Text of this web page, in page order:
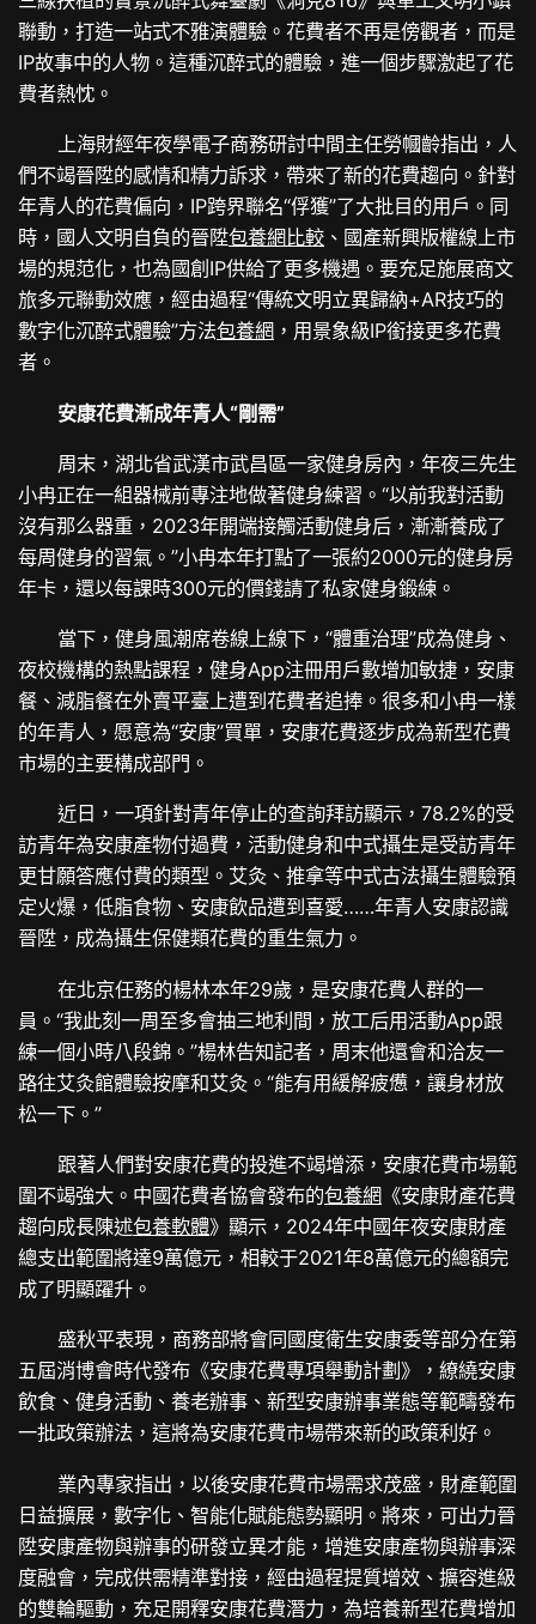
聯動，打造一站式不雅演體驗。花費者不再是傍觀者，而是
IP故事中的人物。這種沉醉式的體驗，進一個步驟激起了花
費者熱忱。
上海財經年夜學電子商務研討中間主任勞幗齡指出，人
們不竭晉陞的感情和精力訴求，帶來了新的花費趨向。針對
年青人的花費偏向，IP跨界聯名“俘獲”了大批目的用戶。同
時，國人文明自負的晉陞包養網比較 、國產新興版權線上市
場的規范化，也為國創IP供給了更多機遇。要充足施展商文
旅多元聯動效應，經由過程“傳統文明立異歸納+AR技巧的
數字化沉醉式體驗”方法包養網 ，用景象級IP銜接更多花費
者。
安康花費漸成年青人“剛需”
周末，湖北省武漢市武昌區一家健身房內，年夜三先生
小冉正在一組器械前專注地做著健身練習。“以前我對活動
沒有那么器重，2023年開端接觸活動健身后，漸漸養成了
每周健身的習氣。”小冉本年打點了一張約2000元的健身房
年卡，還以每課時300元的價錢請了私家健身鍛練。
當下，健身風潮席卷線上線下，“體重治理”成為健身、
夜校機構的熱點課程，健身App注冊用戶數增加敏捷，安康
餐、減脂餐在外賣平臺上遭到花費者追捧。很多和小冉一樣
的年青人，愿意為“安康”買單，安康花費逐步成為新型花費
市場的主要構成部門。
近日，一項針對青年停止的查詢拜訪顯示，78.2%的受
訪青年為安康產物付過費，活動健身和中式攝生是受訪青年
更甘願答應付費的類型。艾灸、推拿等中式古法攝生體驗預
定火爆，低脂食物、安康飲品遭到喜愛……年青人安康認識
晉陞，成為攝生保健類花費的重生氣力。
在北京任務的楊林本年29歲，是安康花費人群的一
員。“我此刻一周至多會抽三地利間，放工后用活動App跟
練一個小時八段錦。”楊林告知記者，周末他還會和洽友一
路往艾灸館體驗按摩和艾灸。“能有用緩解疲憊，讓身材放
松一下。”
跟著人們對安康花費的投進不竭增添，安康花費市場範
圍不竭強大。中國花費者協會發布的包養網 《安康財產花費
趨向成長陳述包養軟體》顯示，2024年中國年夜安康財產
總支出範圍將達9萬億元，相較于2021年8萬億元的總額完
成了明顯躍升。
盛秋平表現，商務部將會同國度衛生安康委等部分在第
五屆消博會時代發布《安康花費專項舉動計劃》，繚繞安康
飲食、健身活動、養老辦事、新型安康辦事業態等範疇發布
一批政策辦法，這將為安康花費市場帶來新的政策利好。
業內專家指出，以後安康花費市場需求茂盛，財產範圍
日益擴展，數字化、智能化賦能態勢顯明。將來，可出力晉
陞安康產物與辦事的研發立異才能，增進安康產物與辦事深
度融會，完成供需精準對接，經由過程提質增效、擴容進級
的雙輪驅動，充足開釋安康花費潛力，為培養新型花費增加